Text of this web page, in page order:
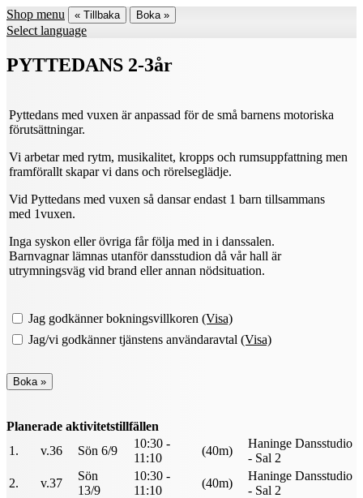
Shop menu « Tillbaka Boka »
Select language
PYTTEDANS 2-3år
Pyttedans med vuxen är anpassad för de små barnens motoriska
förutsättningar.
Vi arbetar med rytm, musikalitet, kropps och rumsuppfattning men
framförallt skapar vi dans och rörelseglädje.
Vid Pyttedans med vuxen så dansar endast 1 barn tillsammans
med 1vuxen.
Inga syskon eller övriga får följa med in i danssalen.
Barnvagnar lämnas utanför dansstudion då vår hall är
utrymningsväg vid brand eller annan nödsituation.
Jag godkänner bokningsvillkoren (Visa)
Jag/vi godkänner tjänstens användaravtal (Visa)
Planerade aktivitetstillfällen
1.
v.36 Sön 6/9
10:30 -
11:10
(40m)
Haninge Dansstudio
- Sal 2
2.
v.37
Sön
13/9
10:30 -
11:10
(40m)
Haninge Dansstudio
- Sal 2